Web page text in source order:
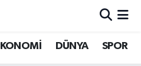
DÜNYA SPOR